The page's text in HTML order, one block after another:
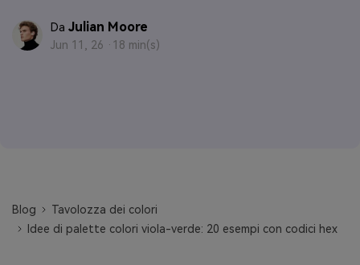
Da Julian Moore
Jun 11, 26 · 18 min(s)
Blog
Tavolozza dei colori
Idee di palette colori viola-verde: 20 esempi con codici hex